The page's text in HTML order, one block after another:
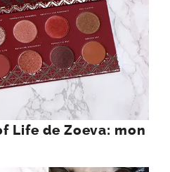
Life de Zoeva: mon